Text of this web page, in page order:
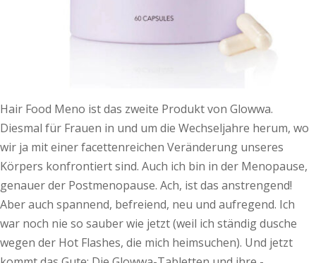
Hair Food Meno ist das zweite Produkt von Glowwa.
Diesmal für Frauen in und um die Wechseljahre herum, wo
wir ja mit einer facettenreichen Veränderung unseres
Körpers konfrontiert sind. Auch ich bin in der Menopause,
genauer der Postmenopause. Ach, ist das anstrengend!
Aber auch spannend, befreiend, neu und aufregend. Ich
war noch nie so sauber wie jetzt (weil ich ständig dusche
wegen der Hot Flashes, die mich heimsuchen). Und jetzt